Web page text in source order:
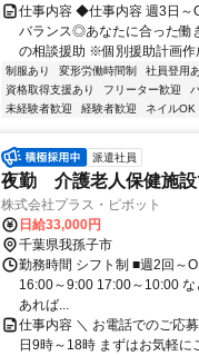
仕事内容 ◆仕事内容 週3日～
バランス◎あなたに合った働
の相談援助 ※個別援助計画作
制服あり 変形労働時間制 社員登用
資格取得支援あり
フリーター歓迎
未経験者歓迎
経験者歓迎 ネイルOK
派遣社員
夜勤 介護老人保健施設
株式会社プラス・ピボット
日給33,000円
千葉県我孫子市
勤務時間 シフト制 ■週2回～
16:00～9:00 17:00～10:00
あれば...
仕事内容 ＼ お電話でのご応
日9時～18時 まずはお気